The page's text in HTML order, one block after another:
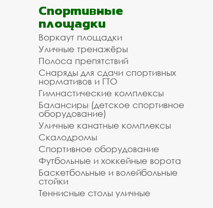
Спортивные
площадки
Воркаут площадки
Уличные тренажёры
Полоса препятствий
Снаряды для сдачи спортивных
нормативов и ГТО
Гимнастические комплексы
Балансиры (детское спортивное
оборудование)
Уличные канатные комплексы
Скалодромы
Спортивное оборудование
Футбольные и хоккейные ворота
Баскетбольные и волейбольные
стойки
Теннисные столы уличные